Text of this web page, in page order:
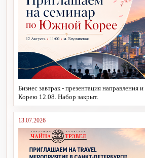
Бизнес завтрак - презентация
Корею 12.08. Набор закрыт.
13.07.2026